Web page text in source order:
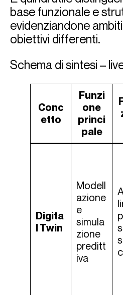
base funzionale e
evidenziandone
obiettivi differenti.
Schema di sintesi –
Conc
etto
Funzi
one
princi
pale
Digita
l Twin
Modell
azione
e
simula
zione
preditt
iva